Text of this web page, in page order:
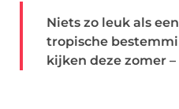
Niets zo leuk als
tropische
kijken deze zomer